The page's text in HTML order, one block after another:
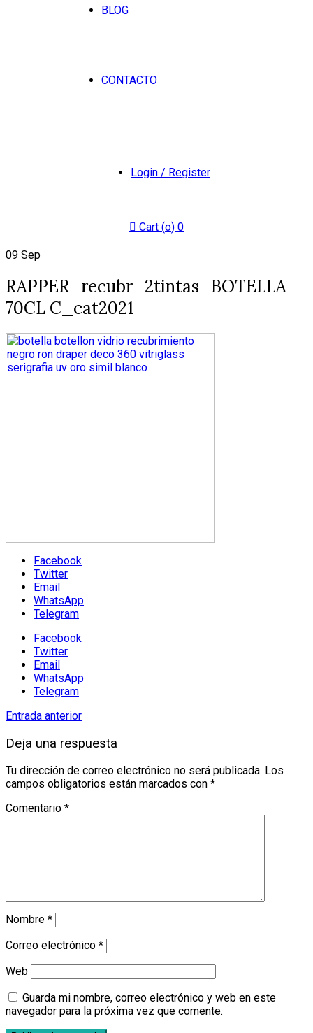
BLOG
CONTACTO
Login / Register
Cart (o) 0
09 Sep
RAPPER_recubr_2tintas_BOTELLA
70CL C_cat2021
Facebook
Twitter
Email
WhatsApp
Telegram
Facebook
Twitter
Email
WhatsApp
Telegram
Entrada anterior
Deja una respuesta
Tu dirección de correo electrónico no será publicada. Los
campos obligatorios están marcados con *
Comentario *
Nombre *
Correo electrónico *
Web
Guarda mi nombre, correo electrónico y web en este
navegador para la próxima vez que comente.